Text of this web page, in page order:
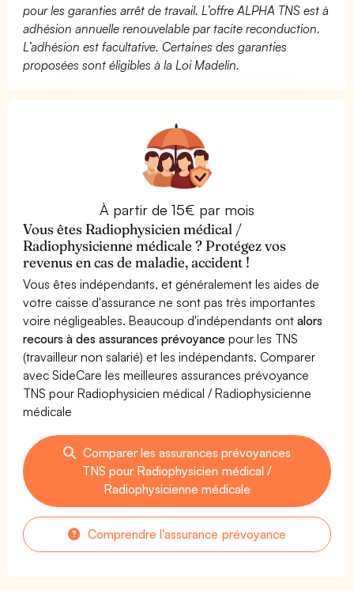
pour les garanties arrêt de travail. L’offre ALPHA TNS est à
adhésion annuelle renouvelable par tacite reconduction.
L’adhésion est facultative. Certaines des garanties
proposées sont éligibles à la Loi Madelin.
À partir de 15€ par mois
Vous êtes Radiophysicien médical /
Radiophysicienne médicale ? Protégez vos
revenus en cas de maladie, accident !
Vous êtes indépendants, et généralement les aides de
votre caisse d'assurance ne sont pas très importantes
voire négligeables. Beaucoup d'indépendants ontalors
recours à des assurances prévoyance pour les TNS
(travailleur non salarié) et les indépendants. Comparer
avec SideCare les meilleures assurances prévoyance
TNS pour Radiophysicien médical / Radiophysicienne
médicale
Comparer les assurances prévoyances
TNS pour Radiophysicien médical /
Radiophysicienne médicale
Comprendre l'assurance prévoyance